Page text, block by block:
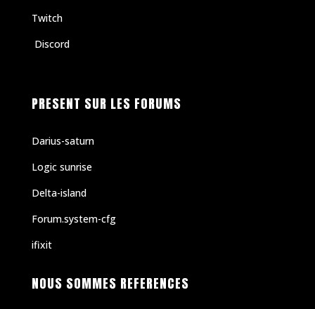
Twitch
Discord
PRESENT SUR LES FORUMS
Darius-saturn
Logic sunrise
Delta-island
Forum.system-cfg
ifixit
NOUS SOMMES REFERENCES